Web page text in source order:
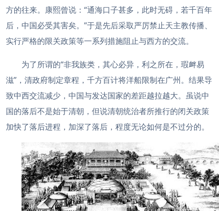
方的往来。康熙曾说：“通海口子甚多，此时无碍，若千百年
后，中国必受其害矣。”于是先后采取严厉禁止天主教传播、
实行严格的限关政策等一系列措施阻止与西方的交流。
为了所谓的“非我族类，其心必异，利之所在，瑕衅易
滋”，清政府制定章程，千方百计将洋船限制在广州。结果导
致中西交流减少，中国与发达国家的差距越拉越大。虽说中
国的落后不是始于清朝，但说清朝统治者所推行的闭关政策
加快了落后进程，加深了落后，程度无论如何是不过分的。